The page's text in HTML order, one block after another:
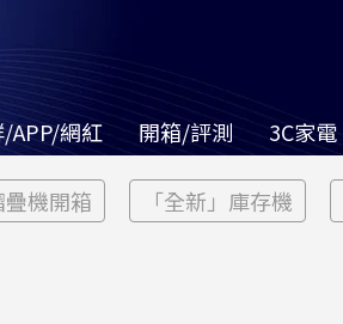
APP/網紅 開箱/評測 3C家電
疊機開箱 「全新」庫存機